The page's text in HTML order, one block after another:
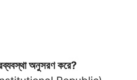
অনুসরণ করে?